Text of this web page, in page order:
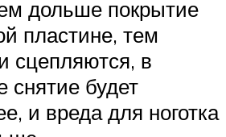
дольше покрытие
пластине, тем
сцепляются, в
снятие будет
и вреда для ноготка